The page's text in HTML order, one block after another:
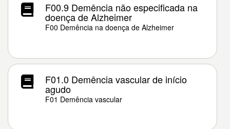
F00.9 Demência não especificada na
doença de Alzheimer
F00 Demência na doença de Alzheimer
F01.0 Demência vascular de início
agudo
F01 Demência vascular